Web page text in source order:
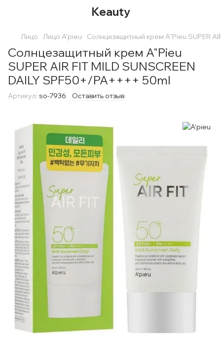
Keauty
Лицо Лицо A'pieu Солнцезащитный крем A"Pieu SUPER
Солнцезащитный крем A"Pieu
SUPER AIR FIT MILD SUNSCREEN
DAILY SPF50+/PA++++ 50ml
Артикул: so-7936 Оставить отзыв